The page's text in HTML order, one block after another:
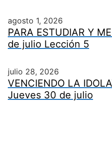
agosto 1, 2026
PARA ESTUDIAR Y
de julio Lección 5
julio 28, 2026
VENCIENDO LA
Jueves 30 de julio